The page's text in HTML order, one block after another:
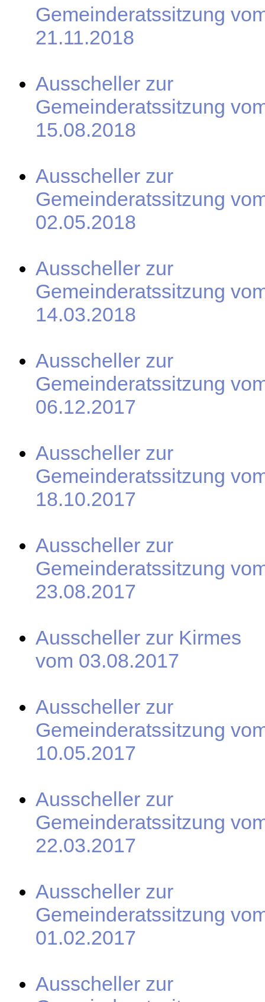
Gemeinderatssitzung
21.11.2018
Ausscheller zur
Gemeinderatssitzung
15.08.2018
Ausscheller zur
Gemeinderatssitzung
02.05.2018
Ausscheller zur
Gemeinderatssitzung
14.03.2018
Ausscheller zur
Gemeinderatssitzung
06.12.2017
Ausscheller zur
Gemeinderatssitzung
18.10.2017
Ausscheller zur
Gemeinderatssitzung
23.08.2017
Ausscheller zur Kirmes
vom 03.08.2017
Ausscheller zur
Gemeinderatssitzung
10.05.2017
Ausscheller zur
Gemeinderatssitzung
22.03.2017
Ausscheller zur
Gemeinderatssitzung
01.02.2017
Ausscheller zur